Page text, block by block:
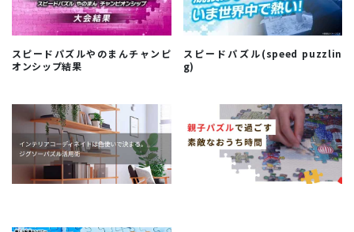
スピードパズルやのまんチャンピ
オンシップ結果
スピードパズル(speed puzzlin
g)